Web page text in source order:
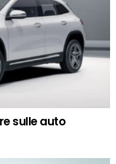
sulle auto